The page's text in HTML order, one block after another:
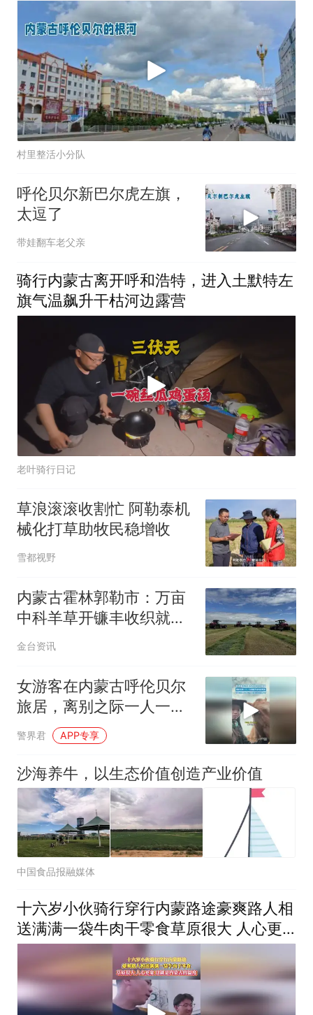
村里整活小分队
呼伦贝尔新巴尔虎左旗，
太逗了
带娃翻车老父亲
骑行内蒙古离开呼和浩特，进入土默特左
旗气温飙升干枯河边露营
老叶骑行日记
草浪滚滚收割忙 阿勒泰机
械化打草助牧民稳增收
雪都视野
内蒙古霍林郭勒市：万亩
中科羊草开镰丰收织就生
态富民新图景
金台资讯
女游客在内蒙古呼伦贝尔
旅居，离别之际一人一马
相拥不舍双双落泪
警界君 APP专享
沙海养牛，以生态价值创造产业价值
中国食品报融媒体
十六岁小伙骑行穿行内蒙路途豪爽路人相
送满满一袋牛肉干零食草原很大 人心更
宽 这就是内蒙古的温度